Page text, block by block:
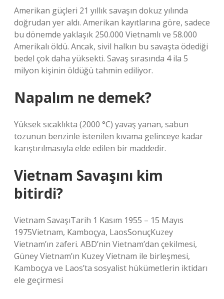
Amerikan güçleri 21 yıllık savaşın dokuz yılında
doğrudan yer aldı. Amerikan kayıtlarına göre, sadece
bu dönemde yaklaşık 250.000 Vietnamlı ve 58.000
Amerikalı öldü. Ancak, sivil halkın bu savaşta ödediği
bedel çok daha yüksekti. Savaş sırasında 4 ila 5
milyon kişinin öldüğü tahmin ediliyor.
Napalım ne demek?
Yüksek sıcaklıkta (2000 °C) yavaş yanan, sabun
tozunun benzinle istenilen kıvama gelinceye kadar
karıştırılmasıyla elde edilen bir maddedir.
Vietnam Savaşını kim
bitirdi?
Vietnam SavaşıTarih 1 Kasım 1955 – 15 Mayıs
1975Vietnam, Kamboçya, LaosSonuçKuzey
Vietnam’ın zaferi. ABD’nin Vietnam’dan çekilmesi,
Güney Vietnam’ın Kuzey Vietnam ile birleşmesi,
Kamboçya ve Laos’ta sosyalist hükümetlerin iktidarı
ele geçirmesi